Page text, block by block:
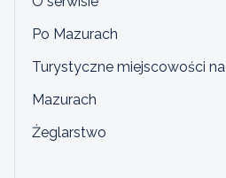
Po Mazurach
Turystyczne miejscowości na
Mazurach
Żeglarstwo